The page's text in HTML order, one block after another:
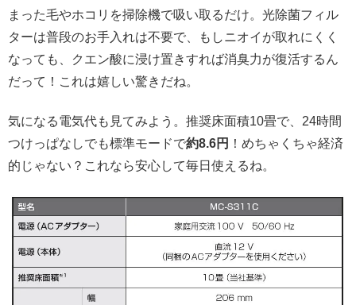
まった毛やホコリを掃除機で吸い取るだけ。光除菌フィル
ターは普段のお手入れは不要で、もしニオイが取れにくく
なっても、クエン酸に浸け置きすれば消臭力が復活するん
だって！これは嬉しい驚きだね。
気になる電気代も見てみよう。推奨床面積10畳で、24時間
つけっぱなしでも標準モードで約8.6円 ！めちゃくちゃ経済
的じゃない？これなら安心して毎日使えるね。